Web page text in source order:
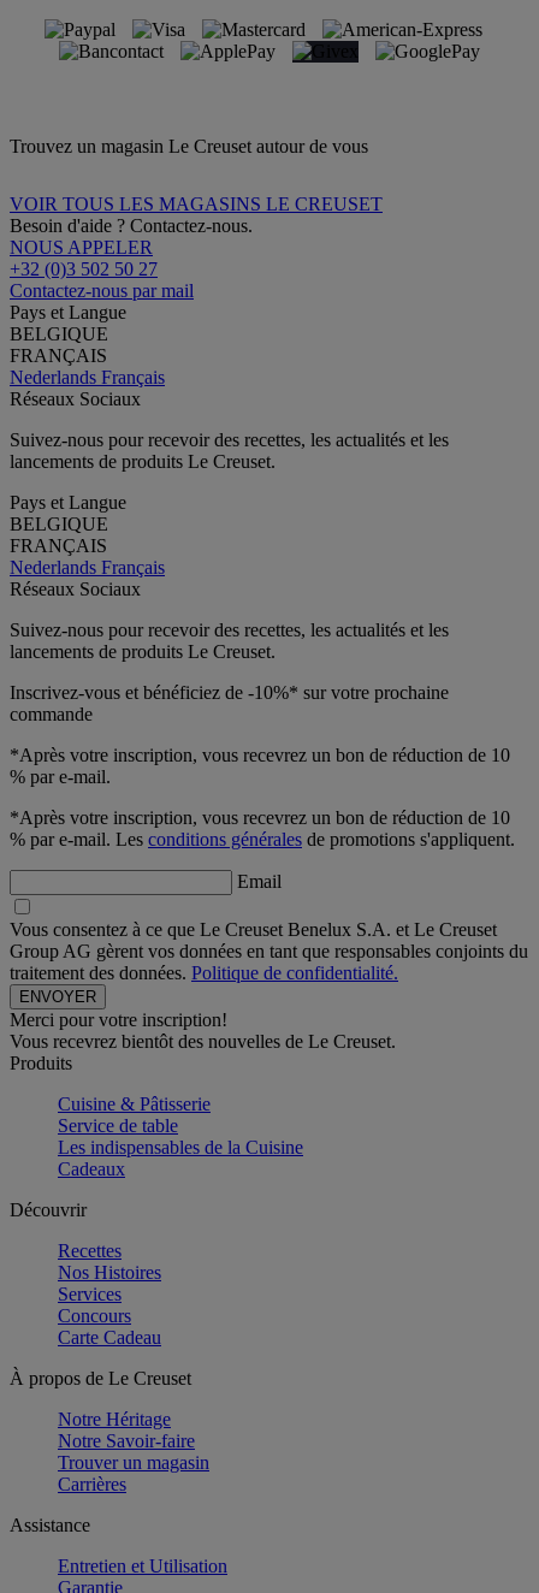
Trouvez un magasin Le Creuset autour de vous
VOIR TOUS LES MAGASINS LE CREUSET
Besoin d'aide ? Contactez-nous.
NOUS APPELER
+32 (0)3 502 50 27
Contactez-nous par mail
Pays et Langue
BELGIQUE
FRANÇAIS
Nederlands Français
Réseaux Sociaux
Suivez-nous pour recevoir des recettes, les actualités et les
lancements de produits Le Creuset.
Pays et Langue
BELGIQUE
FRANÇAIS
Nederlands Français
Réseaux Sociaux
Suivez-nous pour recevoir des recettes, les actualités et les
lancements de produits Le Creuset.
Inscrivez-vous et bénéficiez de -10%* sur votre prochaine
commande
*Après votre inscription, vous recevrez un bon de réduction de 10
% par e-mail.
*Après votre inscription, vous recevrez un bon de réduction de 10
% par e-mail. Les conditions générales de promotions s'appliquent.
Email
Vous consentez à ce que Le Creuset Benelux S.A. et Le Creuset
Group AG gèrent vos données en tant que responsables conjoints du
traitement des données. Politique de confidentialité.
Merci pour votre inscription!
Vous recevrez bientôt des nouvelles de Le Creuset.
Produits
Cuisine & Pâtisserie
Service de table
Les indispensables de la Cuisine
Cadeaux
Découvrir
Recettes
Nos Histoires
Services
Concours
Carte Cadeau
À propos de Le Creuset
Notre Héritage
Notre Savoir-faire
Trouver un magasin
Carrières
Assistance
Entretien et Utilisation
Garantie